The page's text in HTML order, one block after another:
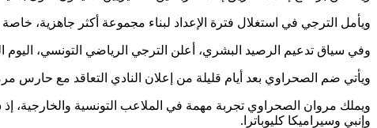
ويأمل الترجي في استغلال فترة الإعداد لبناء مجموعة أكثر جاهزية،
وفي سياق تدعيم الرصيد البشري، أعلن الترجي الرياضي التونسي، اليوم
ويأتي ضم الصحراوي بعد أيام قليلة من إعلان النادي التعاقد مع حارس
ويملك مروان الصحراوي تجربة مهمة في الملاعب التونسية والخارجية،
وإنبي وسيراميكا كليوباترا.